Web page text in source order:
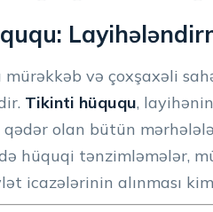
və çoxşaxəli
Tikinti hüququ,
qədər olan bütün
hüquqi tənzimləmələr,
icazələrinin alınması